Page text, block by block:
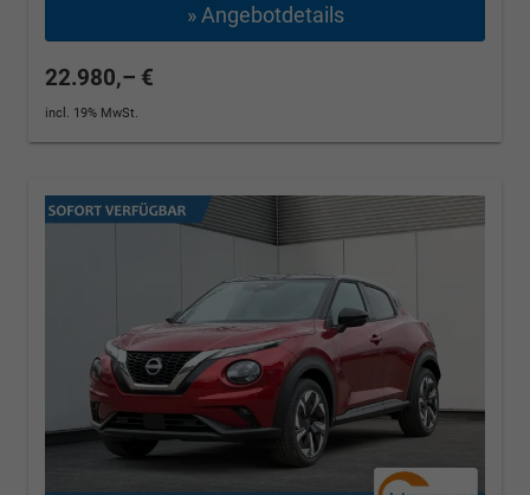
» Angebotdetails
22.980,– €
incl. 19% MwSt.